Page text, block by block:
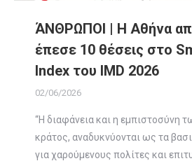
ΆΝΘΡΩΠΟΙ | Η Αθήνα
έπεσε 10 θέσεις στο
Index του IMD 2026
02/06/2026
“Η διαφάνεια και η εμπιστοσύνη
κράτος, αναδυκνύονται ως τα
για χαρούμενους πολίτες και